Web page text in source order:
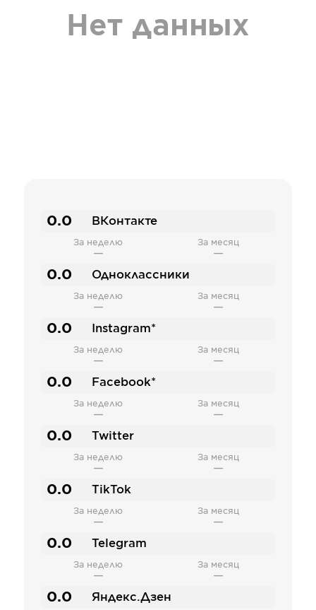
Нет данных
0.0 ВКонтакте
За неделю
—
За месяц
—
0.0 Одноклассники
За неделю
—
За месяц
—
0.0 Instagram*
За неделю
—
За месяц
—
0.0 Facebook*
За неделю
—
За месяц
—
0.0 Twitter
За неделю
—
За месяц
—
0.0 TikTok
За неделю
—
За месяц
—
0.0 Telegram
За неделю
—
За месяц
—
0.0 Яндекс.Дзен